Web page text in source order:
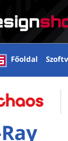
Főoldal